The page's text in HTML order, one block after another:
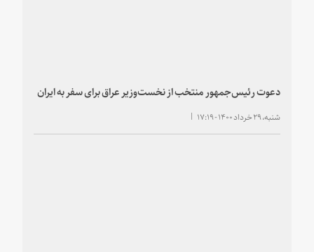
دعوت رئیس‌جمهور منتخب از نخست‌وزیر عراق برای سفر به ایران
شنبه، ۲۹ خرداد ۱۴۰۰ - ۱۷:۱۹